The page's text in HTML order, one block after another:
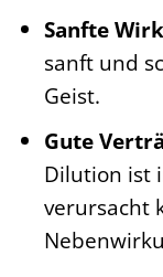
Sanfte
sanft und
Geist.
Gute
Dilution ist
verursacht